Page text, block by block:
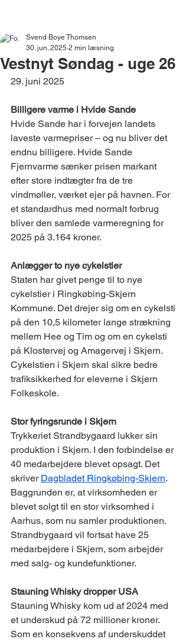
Vestnyt Søndag - uge 26
Svend Boye Thomsen
30. jun. 2025 2 min læsning
29. juni 2025​​​​​​​​​​​​​​​​​​​​​​​​​​​​​​​​​​​​​​​​​​​​​
Billigere varme i Hvide Sande
Hvide Sande har i forvejen landets
laveste varmepriser – og nu bliver det
endnu billigere. Hvide Sande
Fjernvarme sænker prisen markant
efter store indtægter fra de tre
vindmøller, værket ejer på havnen. For
et standardhus med normalt forbrug
bliver den samlede varmeregning for
2025 på 3.164 kroner.
Anlægger to nye cykelstier
Staten har givet penge til to nye
cykelstier i Ringkøbing-Skjern
Kommune. Det drejer sig om en cykelsti
på den 10,5 kilometer lange strækning
mellem Hee og Tim og om en cykelsti
på Klostervej og Amagervej i Skjern.
Cykelstien i Skjern skal sikre bedre
trafiksikkerhed for eleverne i Skjern
Folkeskole.
Stor fyringsrunde i Skjern
Trykkeriet Strandbygaard lukker sin
produktion i Skjern. I den forbindelse er
40 medarbejdere blevet opsagt. Det
skriver Dagbladet Ringkøbing-Skjern.
Baggrunden er, at virksomheden er
blevet solgt til en stor virksomhed i
Aarhus, som nu samler produktionen.
Strandbygaard vil fortsat have 25
medarbejdere i Skjern, som arbejder
med salg- og kundefunktioner.
Stauning Whisky dropper USA
Stauning Whisky kom ud af 2024 med
et underskud på 72 millioner kroner.
Som en konsekvens af underskuddet